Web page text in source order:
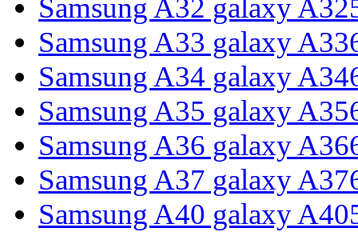
Samsung A32 galaxy
Samsung A33 galaxy
Samsung A34 galaxy
Samsung A35 galaxy
Samsung A36 galaxy
Samsung A37 galaxy
Samsung A40 galaxy